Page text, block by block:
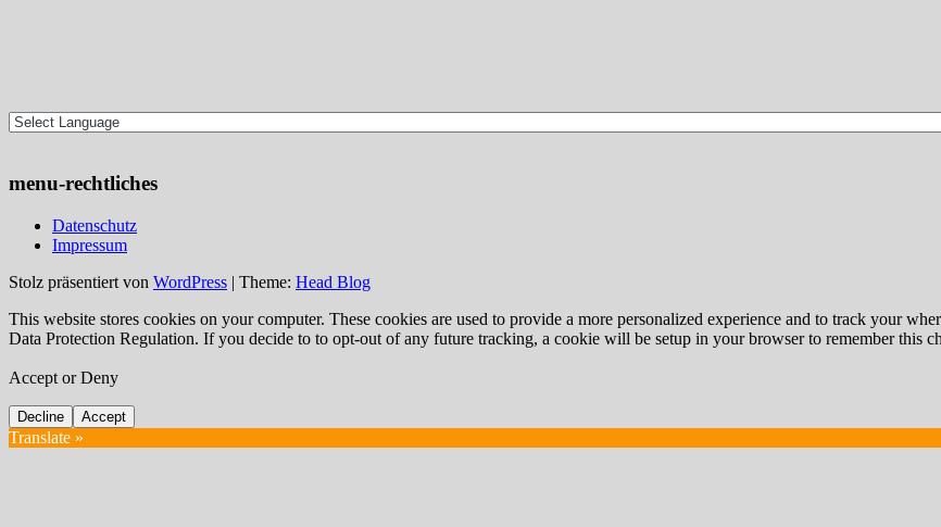
menu-rechtliches
Datenschutz
Impressum
Stolz präsentiert von WordPress | Theme: Head Blog
This website stores cookies on your computer. These cookies are used to provide a more personalized experience and to track your
Data Protection Regulation. If you decide to to opt-out of any future tracking, a cookie will be setup in your browser to remember this
Accept or Deny
Decline Accept
Translate »